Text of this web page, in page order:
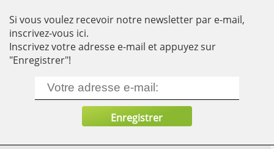
Si vous voulez recevoir notre newsletter par e-mail,
inscrivez-vous ici.
Inscrivez votre adresse e-mail et appuyez sur
"Enregistrer"!